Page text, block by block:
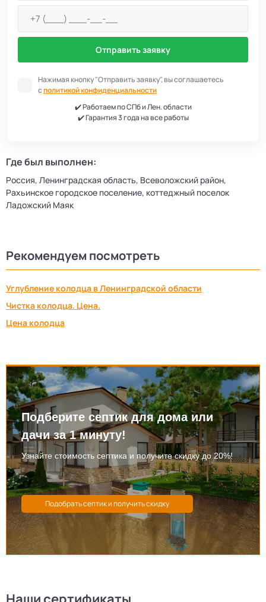
Отправить заявку
Нажимая кнопку "Отправить заявку", вы соглашаетесь
сполитикой конфиденциальности
✔️ Работаем по СПб и Лен. области
✔️ Гарантия 3 года на все работы
Где был выполнен:
Россия, Ленинградская область, Всеволожский район,
Рахьинское городское поселение, коттеджный поселок
Ладожский Маяк
Рекомендуем посмотреть
Углубление колодца в Ленинградской области
Чистка колодца. Цена.
Цена колодца
Подберите септик для дома или
дачи за 1 минуту!
Узнайте стоимость септика и получите скидку до 20%!